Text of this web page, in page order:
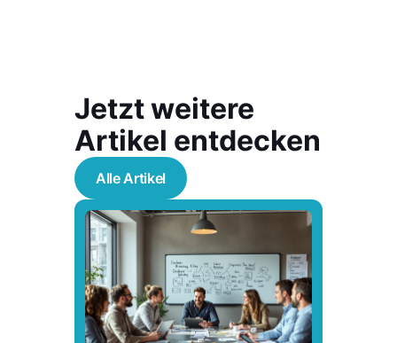
Jetzt weitere
Artikel entdecken
Alle Artikel